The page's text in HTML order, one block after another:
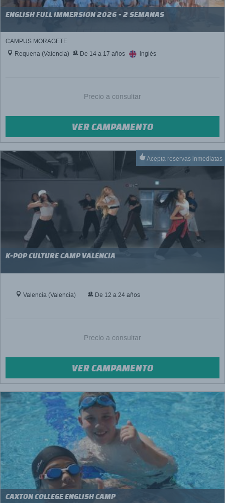
ENGLISH FULL IMMERSION 2026 - 2 SEMANAS
CAMPUS MORAGETE
Requena (Valencia)
De 14 a 17 años inglés
Precio a consultar
VER CAMPAMENTO
Acepta reservas inmediatas
K-POP CULTURE CAMP VALENCIA
Valencia (Valencia) De 12 a 24 años
Precio a consultar
VER CAMPAMENTO
CAXTON COLLEGE ENGLISH CAMP